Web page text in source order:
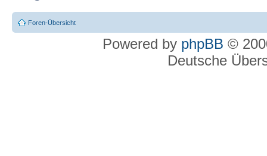
Foren-Übersicht
Powered by phpBB ©
Deutsche